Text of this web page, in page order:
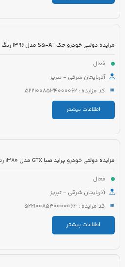
مزایده دولتی خودرو جک S5-AT مدل 1396 رنگ سفید
فعال
آذربایجان شرقی - تبریز
کد مزایده : 5221008534000062
اطلاعات بیشتر
فعال
آذربایجان شرقی - تبریز
کد مزایده : 5221008530000064
اطلاعات بیشتر